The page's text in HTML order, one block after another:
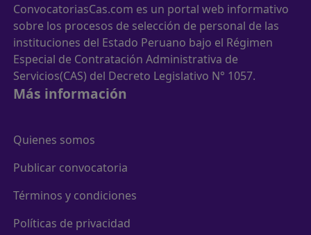
ConvocatoriasCas.com es un portal web informativo
sobre los procesos de selección de personal de las
instituciones del Estado Peruano bajo el Régimen
Especial de Contratación Administrativa de
Servicios(CAS) del Decreto Legislativo N° 1057.
Más información
Quienes somos
Publicar convocatoria
Términos y condiciones
Políticas de privacidad